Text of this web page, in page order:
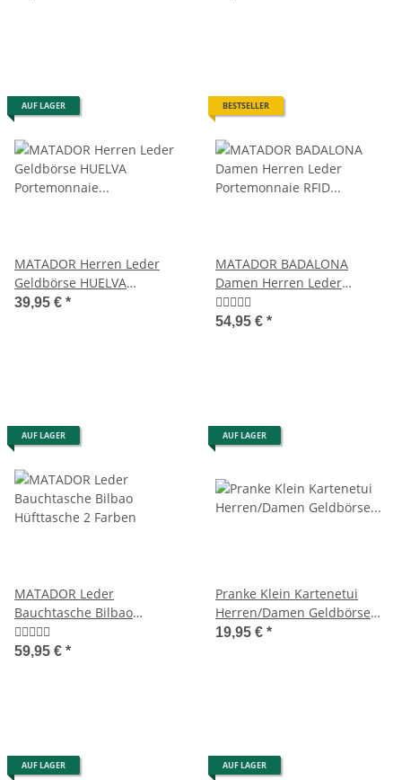
AUF LAGER
MATADOR Herren Leder
Geldbörse HUELVA
Portemonnaie RFID Braun
39,95 € *
BESTSELLER
MATADOR BADALONA
Damen Herren Leder
Portemonnaie RFID TüV
54,95 € *
AUF LAGER
MATADOR Leder
Bauchtasche Bilbao
Hüfttasche 2 Farben
59,95 € *
AUF LAGER
Pranke Klein Kartenetui
Herren/Damen Geldbörse
Portemonnaie aus Weichem
19,95 € *
AUF LAGER AUF LAGER